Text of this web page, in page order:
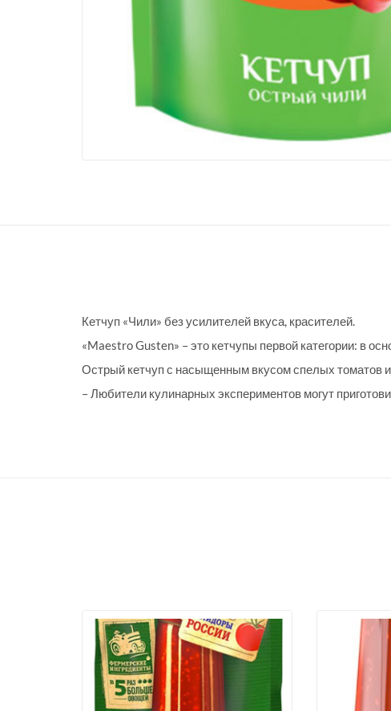
Кетчуп «Чили» без усилителей вкуса, красителей.
«Maestro Gusten» – это кетчупы первой категории: в
Острый кетчуп с насыщенным вкусом спелых томатов
– Любители кулинарных экспериментов могут